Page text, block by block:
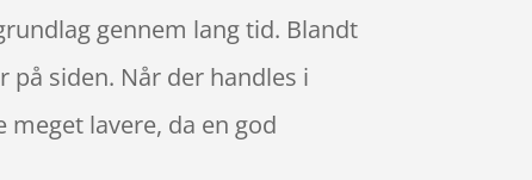
gennem lang tid. Blandt
siden. Når der handles i
lavere, da en god